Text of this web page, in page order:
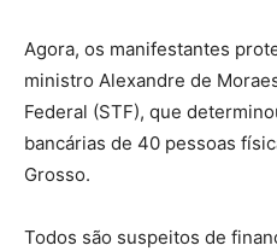
Agora, os manifestantes
ministro Alexandre de
Federal (STF), que
bancárias de 40 pessoas
Grosso.
Todos são suspeitos de